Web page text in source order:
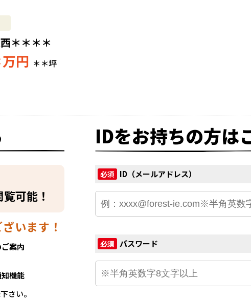
＊＊＊＊
万円 ＊＊坪
可能！
います！
案内
機能
さい。
IDをお持ちの方は
必須 ID（メールアドレス）
必須 パスワード